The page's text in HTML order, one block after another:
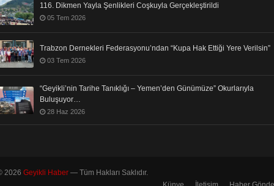
116. Dikmen Yayla Şenlikleri Coşkuyla Gerçekleştirildi
05 Tem 2026
Trabzon Dernekleri Federasyonu’ndan “Kupa Hak Ettiği Yere Verilsin”
03 Tem 2026
“Geyikli’nin Tarihe Tanıklığı – Yemen’den Günümüze” Okurlarıyla
Buluşuyor…
28 Haz 2026
2026 Geyikli Haber — Tüm Hakları Saklıdır.